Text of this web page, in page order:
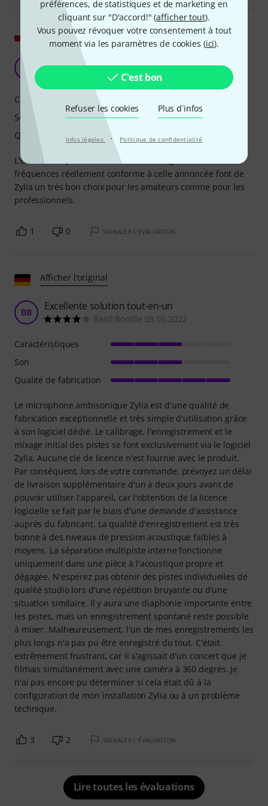
préférences, de statistiques et de marketing en
cliquant sur "D'accord!" (afficher tout).
Vous pouvez révoquer votre consentement à tout
moment via les paramètres de cookies (ici).
C'est bon
Refuser les cookies Plus d´infos
Infos légales · Politique de confidentialité
Afficher l'original
Zylia est géniale !
Barte 13.11.2023
L'excellente qualité de fabrication et la gamme de
fréquences réellement conforme à celle annoncée font de
Zylia un très bon choix pour les amateurs comme pour les
professionnels.
Caractéristiques
Son
Qualité de fabrication
1 0 SIGNALER L'ÉVALUATION
Afficher l'original
BB Excellente solution tout-en-un
Basti Boodle 03.05.2022
Le microphone ambisonique Zylia est d'une qualité de
fabrication exceptionnelle et très simple d'utilisation grâce
à son logiciel dédié. Le calibrage, l'enregistrement et le
mixage initial des pistes se font exclusivement via le logiciel
Zylia. Aucune clé de licence n'est fournie avec le produit.
Par conséquent, lors de votre commande, prévoyez un délai
de livraison supplémentaire d'un à deux jours avant de
pouvoir utiliser l'appareil, car l'obtention de la licence
logicielle se fait par le biais d'une demande d'assistance
auprès du fabricant. La qualité d'enregistrement est très
bonne à des niveaux de pression acoustique faibles à
moyens. La séparation multipiste interne fonctionne
uniquement dans une pièce à l'acoustique propre et
dégagée. N'espérez pas obtenir des pistes individuelles de
qualité studio lors d'une répétition bruyante ou d'une
situation similaire. Il y aura une diaphonie importante entre
les pistes, mais un enregistrement spontané reste possible
à mixer. Malheureusement, l'un de mes enregistrements les
plus longs n'a pas pu être enregistré du tout. C'était
extrêmement frustrant, car il s'agissait d'un concert que je
filmais simultanément avec une caméra à 360 degrés. Je
n'ai pas encore pu déterminer si cela était dû à la
configuration de mon installation Zylia ou à un problème
technique.
Caractéristiques
Son
Qualité de fabrication
3 2 SIGNALER L'ÉVALUATION
Lire toutes les évaluations